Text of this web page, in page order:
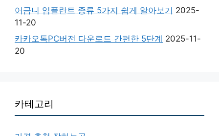
어금니 임플란트 종류 5가지 쉽게 알아보기 2025-
11-20
카카오톡PC버전 다운로드 간편한 5단계 2025-11-
20
카테고리